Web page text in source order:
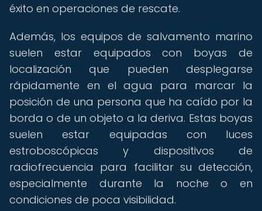
éxito en operaciones de rescate.
Además, los equipos de salvamento marino
suelen estar equipados con boyas de
localización que pueden desplegarse
rápidamente en el agua para marcar la
posición de una persona que ha caído por la
borda o de un objeto a la deriva. Estas boyas
suelen estar equipadas con luces
estroboscópicas y dispositivos de
radiofrecuencia para facilitar su detección,
especialmente durante la noche o en
condiciones de poca visibilidad.